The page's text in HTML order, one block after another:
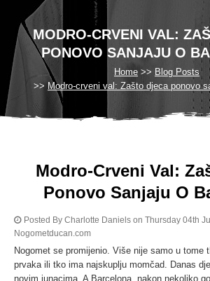
MODRO-CRVENI VAL:
PONOVO SANJAJU O
Home
Blog Posts
Modro-crveni val: Zašto djeca ponovo
Modro-Crveni Val:
Ponovo Sanjaju O
Posted By Charlotte Daniels on Thursday 04th
Nogometducan.com
Nogomet se promijenio. Više nije samo u tome
prvaka ili tko ima najskuplju momčad. Danas
novim junacima. A Barcelona, nakon nekoliko